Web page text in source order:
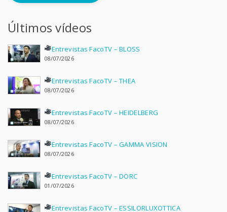
Últimos vídeos
Entrevistas FacoTV – BLOSS
08/07/2026
Entrevistas FacoTV – THEA
08/07/2026
Entrevistas FacoTV – HEIDELBERG
08/07/2026
Entrevistas FacoTV – GAMMA VISION
08/07/2026
Entrevistas FacoTV – DORC
01/07/2026
Entrevistas FacoTV – ESSILORLUXOTTICA